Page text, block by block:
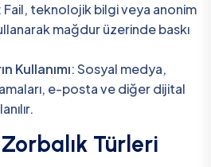
: Fail, teknolojik bilgi veya anonim
mağdur üzerinde baskı
Kullanımı: Sosyal medya,
e-posta ve diğer dijital
Türleri